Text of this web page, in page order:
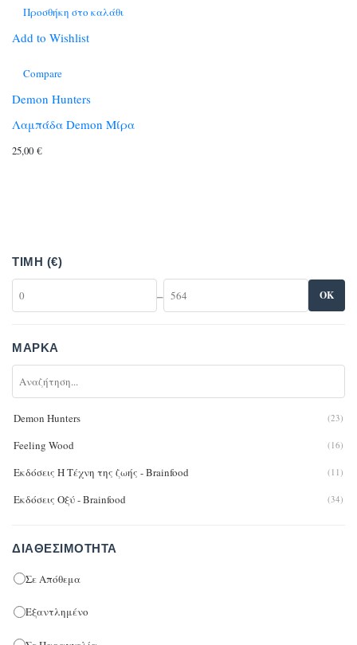
Προσθήκη στο καλάθι
Add to Wishlist
Compare
Demon Hunters
Λαμπάδα Demon Μίρα
25,00 €
ΤΙΜΉ (€)
– OK
ΜΆΡΚΑ
Demon Hunters (23)
Feeling Wood (16)
Εκδόσεις Η Τέχνη της ζωής - Brainfood (11)
Εκδόσεις Οξύ - Brainfood (34)
ΔΙΑΘΕΣΙΜΌΤΗΤΑ
Σε Απόθεμα
Εξαντλημένο